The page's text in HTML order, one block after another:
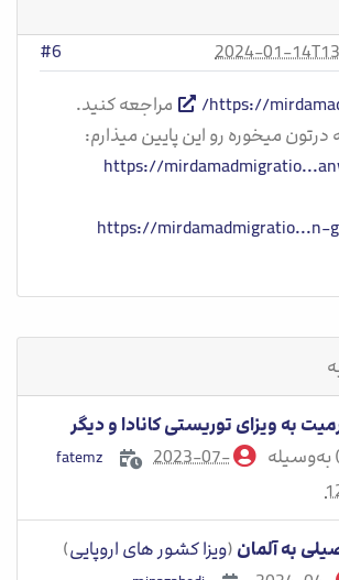
2024-01-
#6
https://
مراجعه کنید.
میخوره رو این پایین میذارم:
https://
https://mirdamadmigratio...n-
به ویزای توریستی کانادا و دیگر
) به‌وسیله
2023-07-
به آلمان (ویزا کشور های اروپایی)